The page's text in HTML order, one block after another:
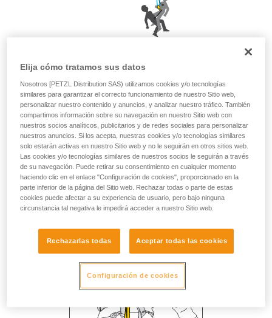
Elija cómo tratamos sus datos
Nosotros [PETZL Distribution SAS) utilizamos cookies y/o tecnologías
similares para garantizar el correcto funcionamiento de nuestro Sitio web,
personalizar nuestro contenido y anuncios, y analizar nuestro tráfico. También
compartimos información sobre su navegación en nuestro Sitio web con
nuestros socios analíticos, publicitarios y de redes sociales para personalizar
nuestros anuncios. Si los acepta, nuestras cookies y/o tecnologías similares
solo estarán activas en nuestro Sitio web y no le seguirán en otros sitios web.
Las cookies y/o tecnologías similares de nuestros socios le seguirán a través
de su navegación. Puede retirar su consentimiento en cualquier momento
haciendo clic en el enlace "Configuración de cookies", proporcionado en la
parte inferior de la página del Sitio web. Rechazar todas o parte de estas
cookies puede afectar a su experiencia de usuario, pero bajo ninguna
circunstancia tal negativa le impedirá acceder a nuestro Sitio web.
Rechazarlas todas Aceptar todas las cookies
Configuración de cookies